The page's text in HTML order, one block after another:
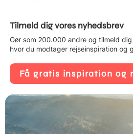
Tilmeld dig vores nyhedsbrev
Gør som 200.000 andre og tilmeld
hvor du modtager rejseinspiration og
Få gratis inspiration og